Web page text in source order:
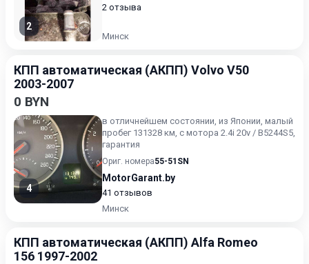
2
2 отзыва
Минск
КПП автоматическая (АКПП) Volvo V50
2003-2007
0 BYN
4
в отличнейшем состоянии, из Японии, малый
пробег 131328 км, с мотора 2.4i 20v / B5244S5,
гарантия
Ориг. номера55-51SN
MotorGarant.by
41 отзывов
Минск
КПП автоматическая (АКПП) Alfa Romeo
156 1997-2002